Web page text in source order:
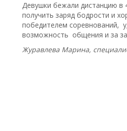
Девушки бежали дистанцию в
получить заряд бодрости и
победителем соревнований,
возможность общения и за
Журавлева Марина,